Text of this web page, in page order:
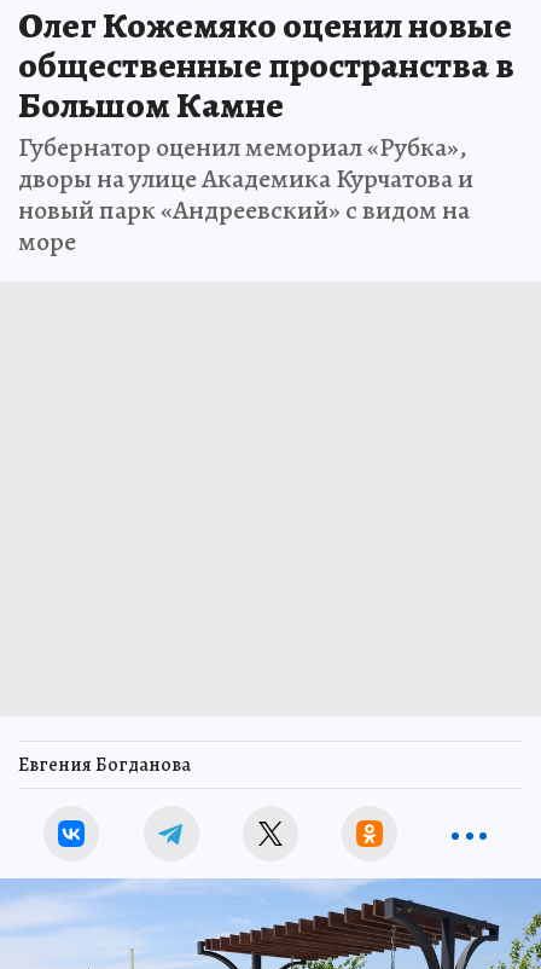
Олег Кожемяко оценил новые
общественные пространства в
Большом Камне
Губернатор оценил мемориал «Рубка»,
дворы на улице Академика Курчатова и
новый парк «Андреевский» с видом на
море
Евгения Богданова